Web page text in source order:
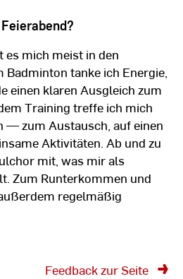
es mich meist in den
tanke ich Energie,
einen klaren Ausgleich zum
Training treffe ich mich
— zum Austausch, auf einen
Aktivitäten. Ab und zu
mit, was mir als
Zum Runterkommen und
regelmäßig
Feedback zur Seite